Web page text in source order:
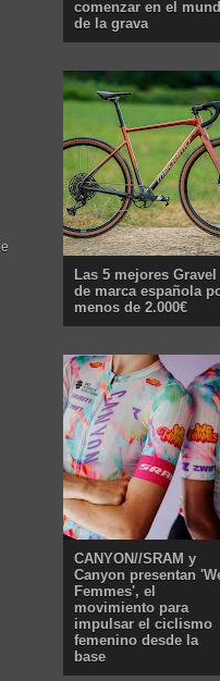
comenzar en el
de la grava
Las 5 mejores Gravel
de marca española
menos de 2.000€
CANYON//SRAM y
Canyon presentan
Femmes', el
movimiento para
impulsar el ciclismo
femenino desde la
base